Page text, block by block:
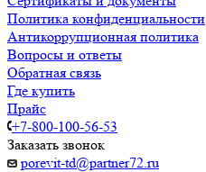
Политика конфиденциальности
Антикоррупционная политика
Вопросы и ответы
Обратная связь
Где купить
Прайс
+7-800-100-56-53
Заказать звонок
porevit-td@partner72.ru